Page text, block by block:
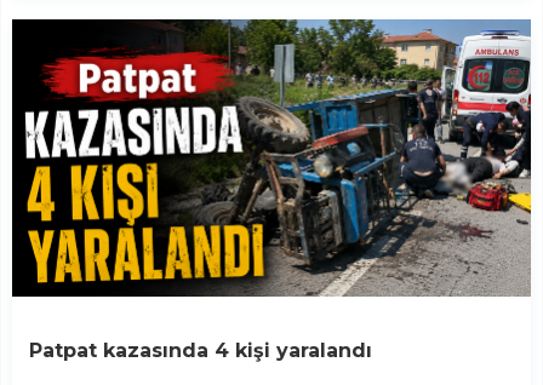
Patpat kazasında 4 kişi yaralandı